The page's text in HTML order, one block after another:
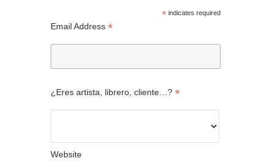
* indicates required
Email Address *
¿Eres artista, librero, cliente…? *
Website